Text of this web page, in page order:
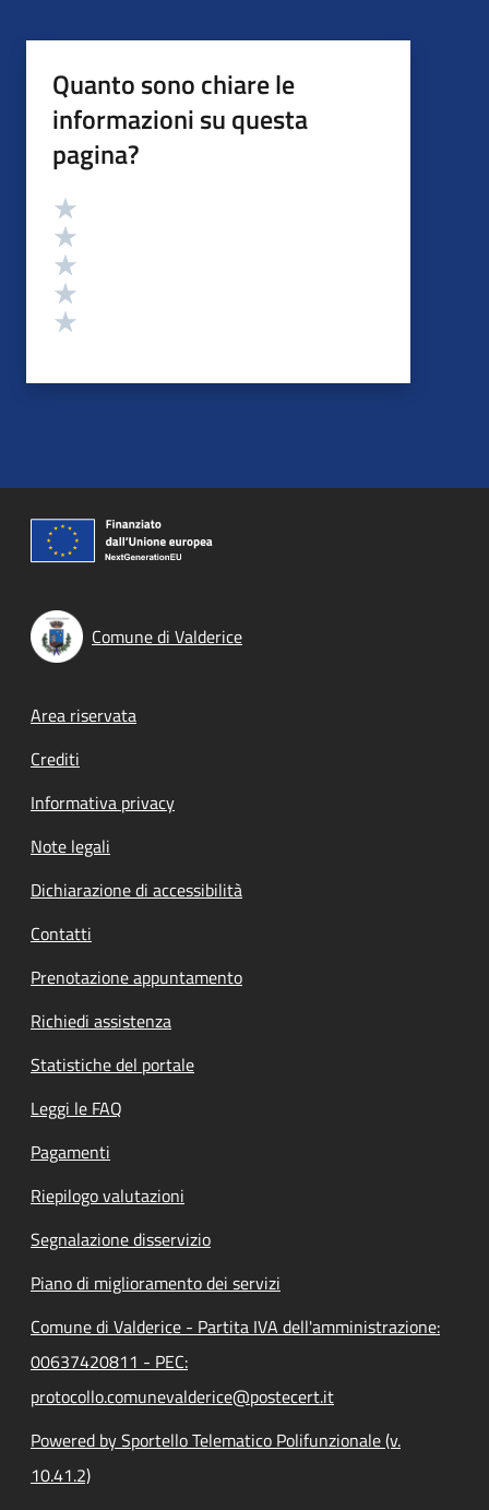
Quanto sono chiare le
informazioni su questa
pagina?
Valutazione
Comune di Valderice
Footer menu
Area riservata
Crediti
Informativa privacy
Note legali
Dichiarazione di accessibilità
Contatti
Prenotazione appuntamento
Richiedi assistenza
Statistiche del portale
Leggi le FAQ
Pagamenti
Riepilogo valutazioni
Segnalazione disservizio
Piano di miglioramento dei servizi
Comune di Valderice - Partita IVA dell'amministrazione:
00637420811 - PEC:
protocollo.comunevalderice@postecert.it
Powered by Sportello Telematico Polifunzionale (v.
10.41.2)